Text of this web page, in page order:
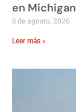
en Michigan
5 de agosto, 2026
Leer más »